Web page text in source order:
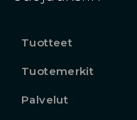
Tuotteet
Tuotemerkit
Palvelut